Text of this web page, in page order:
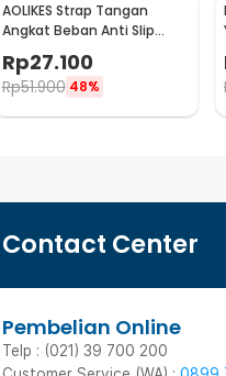
AOLIKES Strap Tangan
Angkat Beban Anti Slip
7635
Rp27.100
Rp51.900 48%
Contact Center
Pembelian Online
Telp : (021) 39 700 200